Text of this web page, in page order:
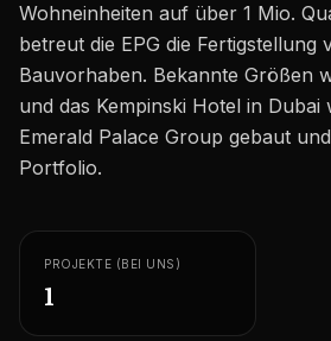
KONTAKT
Wohneinheiten auf über 1 Mio.
betreut die EPG die Fertigstellung
Bauvorhaben. Bekannte Größen
und das Kempinski Hotel in
Emerald Palace Group gebaut
Portfolio.
PROJEKTE (BEI UNS)
1